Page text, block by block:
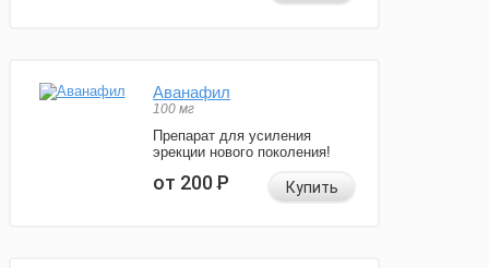
Аванафил
100 мг
Препарат для усиления
эрекции нового поколения!
от 200Р Купить